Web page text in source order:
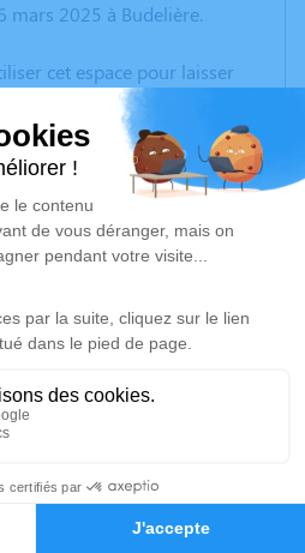
Hommages
mars 2025 à Budelière.
cet espace pour laisser
des photos souvenirs, une
pensées à travers des
endroit est un lieu
la mémoire de Marie-
d’arbre hommage est